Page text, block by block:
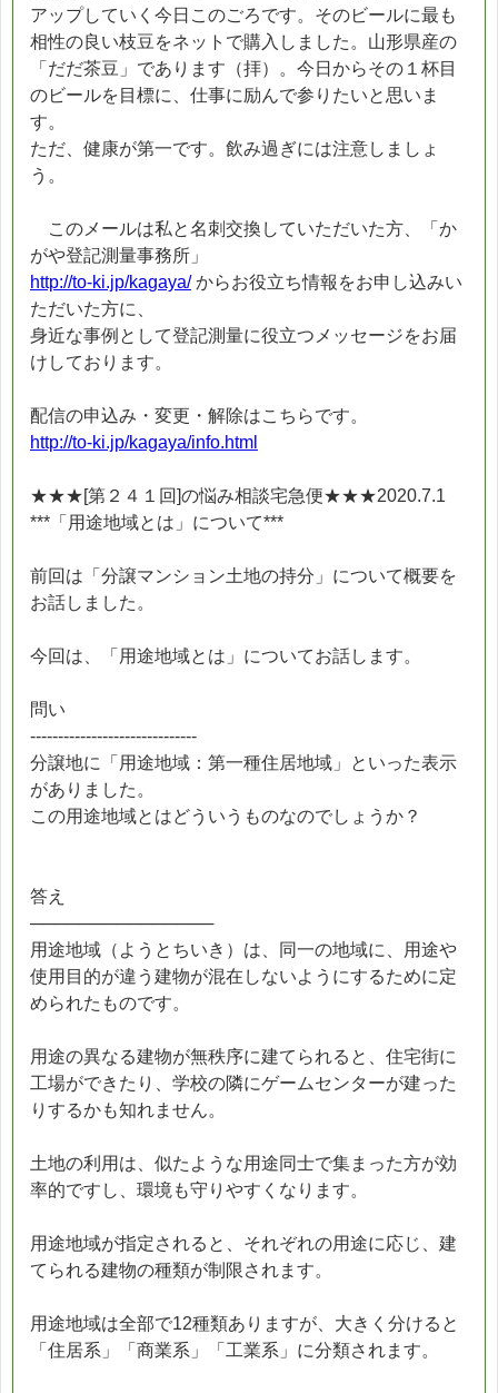
アップしていく今日このごろです。そのビールに最も
相性の良い枝豆をネットで購入しました。山形県産の
「だだ茶豆」であります（拝）。今日からその１杯目
のビールを目標に、仕事に励んで参りたいと思いま
す。
ただ、健康が第一です。飲み過ぎには注意しましょ
う。
このメールは私と名刺交換していただいた方、「か
がや登記測量事務所」
http://to-ki.jp/kagaya/からお役立ち情報をお申し込みい
ただいた方に、
身近な事例として登記測量に役立つメッセージをお届
けしております。
配信の申込み・変更・解除はこちらです。
http://to-ki.jp/kagaya/info.html
★★★[第２４１回]の悩み相談宅急便★★★2020.7.1
***「用途地域とは」について***
前回は「分譲マンション土地の持分」について概要を
お話しました。
今回は、「用途地域とは」についてお話します。
問い
------------------------------
分譲地に「用途地域：第一種住居地域」といった表示
がありました。
この用途地域とはどういうものなのでしょうか？
答え
───────────────
用途地域（ようとちいき）は、同一の地域に、用途や
使用目的が違う建物が混在しないようにするために定
められたものです。
用途の異なる建物が無秩序に建てられると、住宅街に
工場ができたり、学校の隣にゲームセンターが建った
りするかも知れません。
土地の利用は、似たような用途同士で集まった方が効
率的ですし、環境も守りやすくなります。
用途地域が指定されると、それぞれの用途に応じ、建
てられる建物の種類が制限されます。
用途地域は全部で12種類ありますが、大きく分けると
「住居系」「商業系」「工業系」に分類されます。